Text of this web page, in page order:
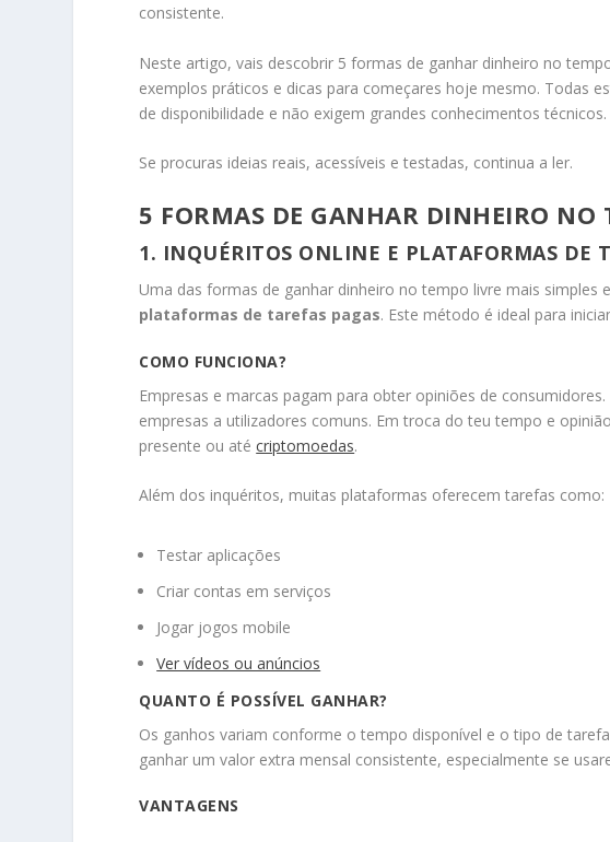
consistente.
Neste artigo, vais descobrir 5 formas de ganhar dinheiro no
exemplos práticos e dicas para começares hoje mesmo. Todas
de disponibilidade e não exigem grandes conhecimentos técnicos.
Se procuras ideias reais, acessíveis e testadas, continua a ler.
5 FORMAS DE GANHAR DINHEIRO NO
1. INQUÉRITOS ONLINE E PLATAFORMAS DE
Uma das formas de ganhar dinheiro no tempo livre mais simples
plataformas de tarefas pagas. Este método é ideal para
COMO FUNCIONA?
Empresas e marcas pagam para obter opiniões de
empresas a utilizadores comuns. Em troca do teu tempo e
presente ou atécriptomoedas.
Além dos inquéritos, muitas plataformas oferecem tarefas como:
Testar aplicações
Criar contas em serviços
Jogar jogos mobile
Ver vídeos ou anúncios
QUANTO É POSSÍVEL GANHAR?
Os ganhos variam conforme o tempo disponível e o tipo de
ganhar um valor extra mensal consistente, especialmente se
VANTAGENS